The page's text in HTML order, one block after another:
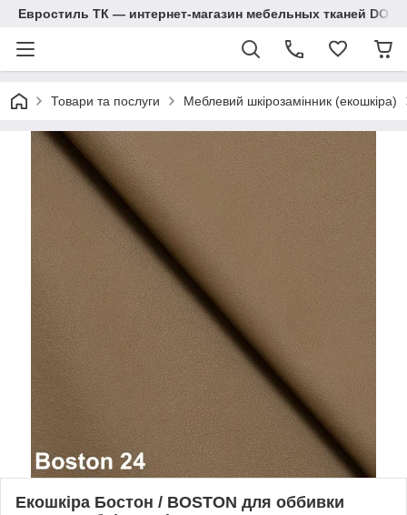
Евростиль ТК — интернет-магазин мебельных тканей
Товари та послуги Меблевий шкірозамінник (екошкіра)
Екошкіра Бостон / BOSTON для оббивки